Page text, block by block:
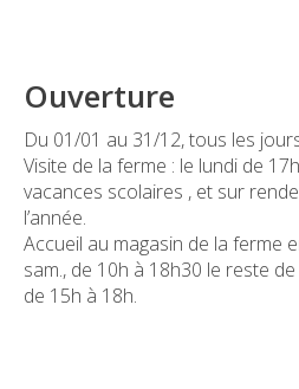
Ouverture
Du 01/01 au 31/12, tous les
Visite de la ferme : le lundi de
vacances scolaires , et sur
l’année.
Accueil au magasin de la ferme
sam., de 10h à 18h30 le reste de
de 15h à 18h.